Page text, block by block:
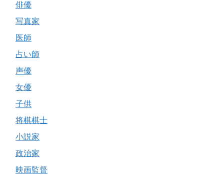
俳優
写真家
医師
占い師
声優
女優
子供
将棋棋士
小説家
政治家
映画監督